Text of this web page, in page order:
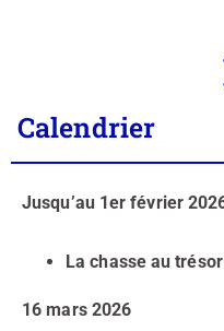
Calendrier
Jusqu’au 1er février
La chasse au trésor
16 mars 2026